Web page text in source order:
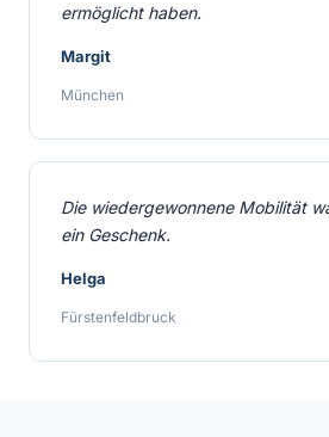
ermöglicht haben.
Margit
München
Die wiedergewonnene Mobilität
ein Geschenk.
Helga
Fürstenfeldbruck